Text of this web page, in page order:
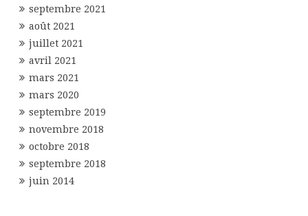
septembre 2021
août 2021
juillet 2021
avril 2021
mars 2021
mars 2020
septembre 2019
novembre 2018
octobre 2018
septembre 2018
juin 2014